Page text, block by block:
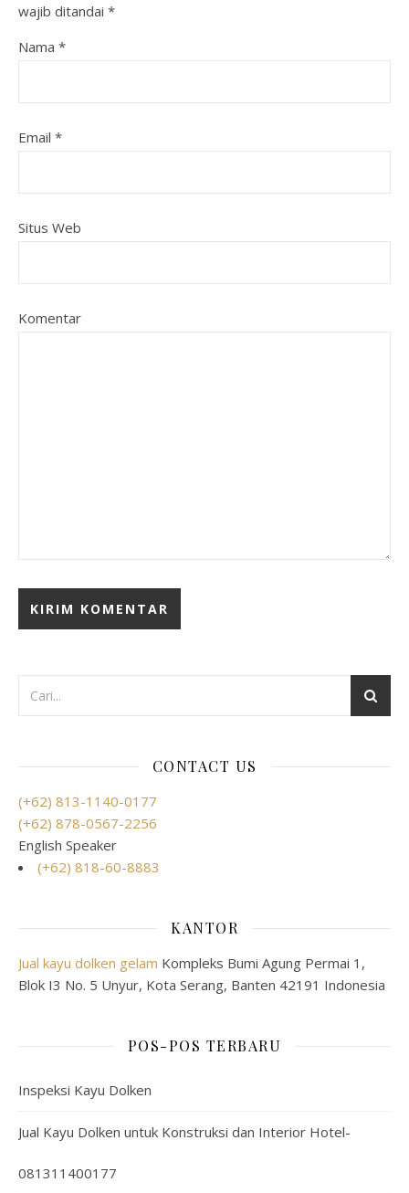
wajib ditandai *
Nama *
Email *
Situs Web
Komentar
CONTACT US
(+62) 813-1140-0177
(+62) 878-0567-2256
English Speaker
(+62) 818-60-8883
KANTOR
Jual kayu dolken gelam Kompleks Bumi Agung Permai 1,
Blok I3 No. 5 Unyur, Kota Serang, Banten 42191 Indonesia
POS-POS TERBARU
Inspeksi Kayu Dolken
Jual Kayu Dolken untuk Konstruksi dan Interior Hotel-
081311400177